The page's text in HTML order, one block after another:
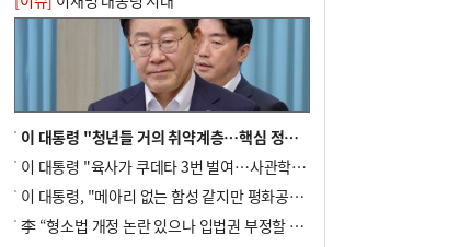
이 대통령 "청년들 거의 취약계층…핵심 정책 재편""
이 대통령 "육사가 쿠데타 3번 벌여…사관학교 통합 신속히 추진"
이 대통령, "메아리 없는 함성 같지만 평화공존책 계속해야"
李 “형소법 개정 논란 있으나 입법권 부정할 만큼은 아냐”(종합)